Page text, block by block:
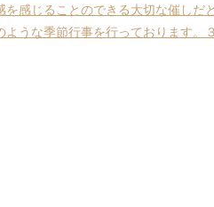
感じることのできる大切な催しだ
ような季節行事を行っております